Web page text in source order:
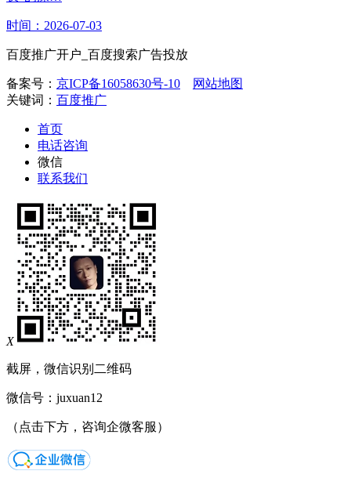
时间：2026-07-03
百度推广开户_百度搜索广告投放
备案号： 京ICP备16058630号-10
网站地图
关键词： 百度推广
首页
电话咨询
微信
联系我们
X
截屏，微信识别二维码
微信号： juxuan12
（点击下方，咨询企微客服）